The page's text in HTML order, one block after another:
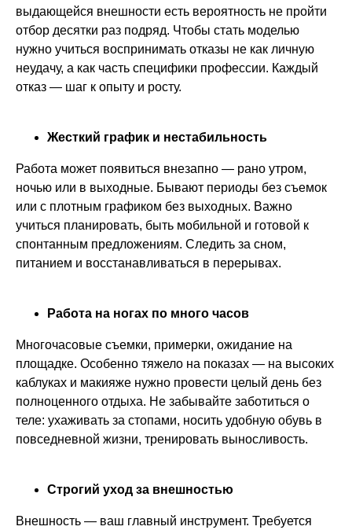
выдающейся внешности есть вероятность не пройти
отбор десятки раз подряд. Чтобы стать моделью
нужно учиться воспринимать отказы не как личную
неудачу, а как часть специфики профессии. Каждый
отказ — шаг к опыту и росту.
Жесткий график и нестабильность
Работа может появиться внезапно — рано утром,
ночью или в выходные. Бывают периоды без съемок
или с плотным графиком без выходных. Важно
учиться планировать, быть мобильной и готовой к
спонтанным предложениям. Следить за сном,
питанием и восстанавливаться в перерывах.
Работа на ногах по много часов
Многочасовые съемки, примерки, ожидание на
площадке. Особенно тяжело на показах — на высоких
каблуках и макияже нужно провести целый день без
полноценного отдыха. Не забывайте заботиться о
теле: ухаживать за стопами, носить удобную обувь в
повседневной жизни, тренировать выносливость.
Строгий уход за внешностью
Внешность — ваш главный инструмент. Требуется